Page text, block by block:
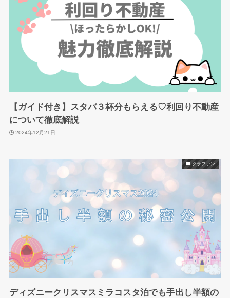
【ガイド付き】スタバ３杯分もらえる♡利回り不動産
について徹底解説
2024年12月21日
クラファン
ディズニークリスマスミラコスタ泊でも手出し半額の